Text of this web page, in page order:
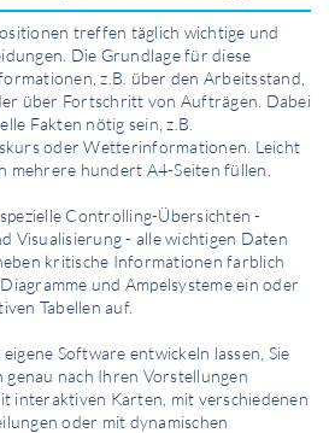
treffen täglich wichtige und
Die Grundlage für diese
z.B. über den Arbeitsstand,
über Fortschritt von Aufträgen. Dabei
Fakten nötig sein, z.B.
oder Wetterinformationen. Leicht
mehrere hundert A4-Seiten füllen.
Controlling-Übersichten -
Visualisierung - alle wichtigen Daten
kritische Infor­mationen farblich
und Ampelsysteme ein oder
Tabellen auf.
Software entwickeln lassen, Sie
genau nach Ihren Vorstellungen
interaktiven Karten, mit verschiedenen
oder mit dynamischen